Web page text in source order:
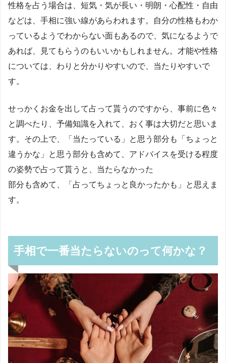
性格を占う場合は、短気・気が長い・明朗・心配性・自由
などは、手相に強い線があらわれます。自分の性格もわか
っているようでわからない面もあるので、気になるようで
あれば、見てもらうのもいいかもしれません。才能や性格
については、わりと分かりやすいので、当たりやすいで
す。
せっかくお金を出して占って貰うのですから、事前に色々
と調べたり、予備知識を入れて、おく事は大切だと思いま
す。その上で、「当たっている」と思う部分も「ちょっと
違うかな」と思う部分も含めて、アドバイスを受ける程度
の姿勢で占って貰うと、当たらなかった
部分も含めて、「占ってちょっと良かったかも」と思えま
す。
手相で一番当たらないのって何かな？